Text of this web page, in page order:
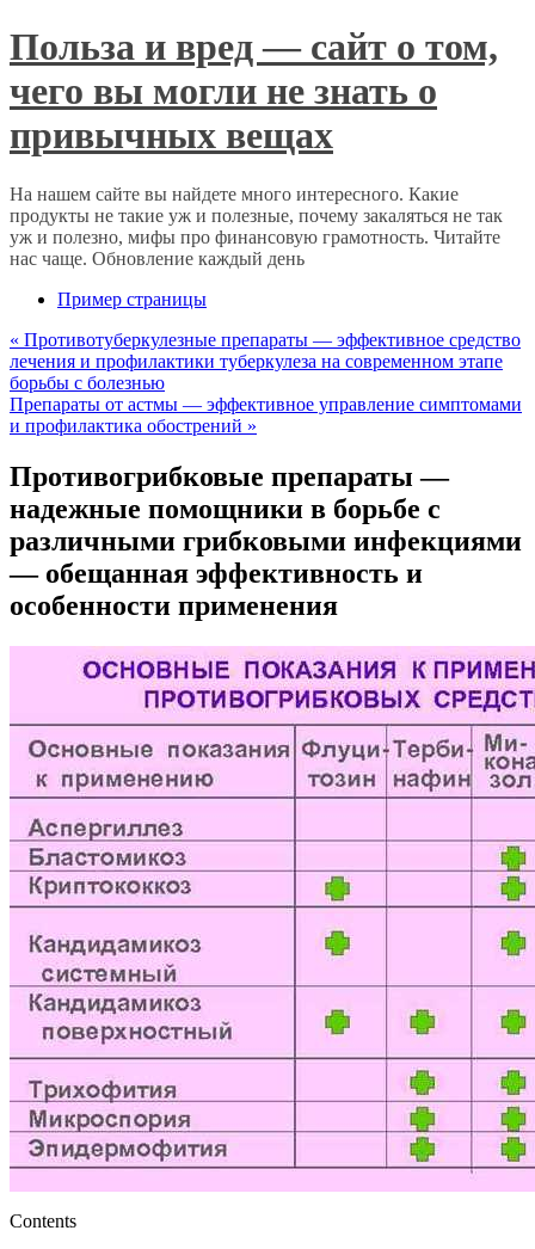
Польза и вред — сайт о том,
чего вы могли не знать о
привычных вещах
На нашем сайте вы найдете много интересного. Какие
продукты не такие уж и полезные, почему закаляться не так
уж и полезно, мифы про финансовую грамотность. Читайте
нас чаще. Обновление каждый день
Пример страницы
« Противотуберкулезные препараты — эффективное средство
лечения и профилактики туберкулеза на современном этапе
борьбы с болезнью
Препараты от астмы — эффективное управление симптомами
и профилактика обострений »
Противогрибковые препараты —
надежные помощники в борьбе с
различными грибковыми инфекциями
— обещанная эффективность и
особенности применения
Contents